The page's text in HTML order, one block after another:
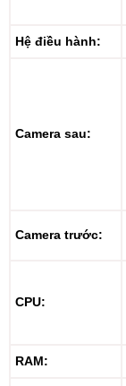
Hệ điều hành:
Camera sau:
Camera trước:
CPU:
RAM: